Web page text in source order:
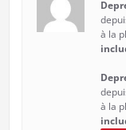
à la
à la